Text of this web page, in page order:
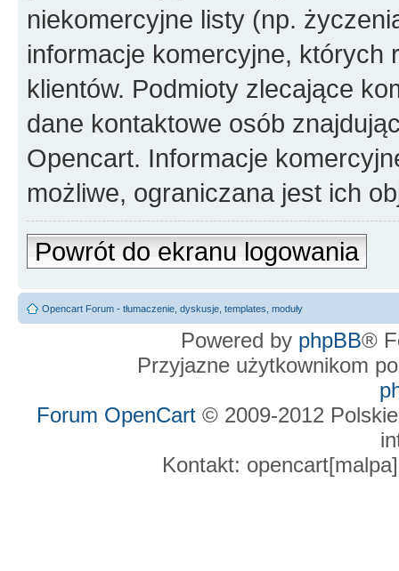
niekomercyjne listy (np.
informacje komercyjne, których
klientów. Podmioty zlecające
dane kontaktowe osób
Opencart. Informacje
możliwe, ograniczana jest ich
Powrót do ekranu logowania
Opencart Forum - tłumaczenie, dyskusje, templates, moduły
Powered by phpBB®
Przyjazne użytkownikom
Forum OpenCart © 2009-2012
Kontakt: